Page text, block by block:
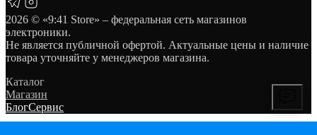
2026 © «9:41 Store» – федеральная сеть магазинов
электроники.
Не является публичной офертой. Актуальные цены и наличие
товара уточняйте у менеджеров магазина.
Каталог
Магазин
БлогСервис